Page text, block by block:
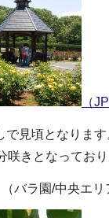
（
で見頃となりま
咲きとなっており
（バラ園/中央エリ